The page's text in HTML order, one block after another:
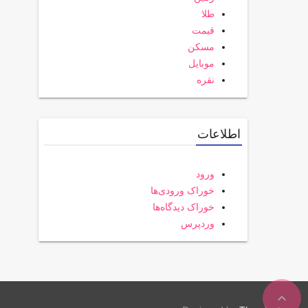
expand_less
طلا
قیمت
مسکن
موبایل
نقره
اطلاعات
ورود
خوراک ورودی‌ها
خوراک دیدگاه‌ها
وردپرس